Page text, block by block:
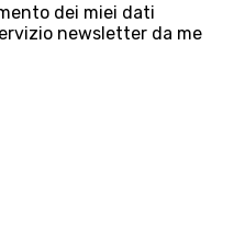
dei miei dati
newsletter da me